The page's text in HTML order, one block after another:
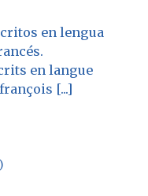
en lengua
en langue
[...]